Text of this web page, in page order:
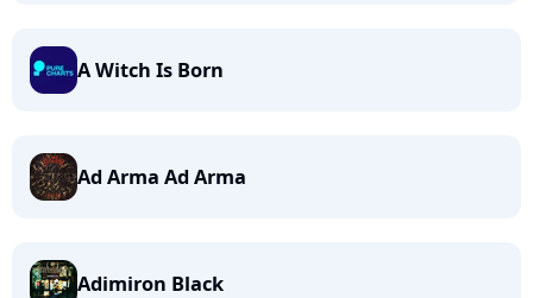
A Witch Is Born
Ad Arma Ad Arma
Adimiron Black